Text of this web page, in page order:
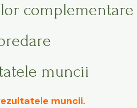
complementare
muncii
muncii.